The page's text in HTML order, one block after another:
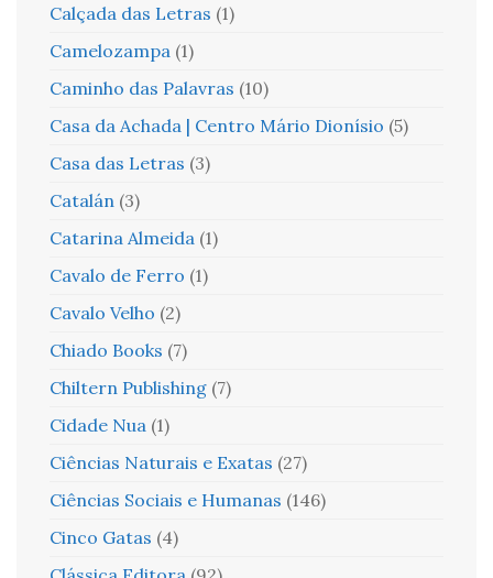
Calçada das Letras (1)
Camelozampa (1)
Caminho das Palavras (10)
Casa da Achada | Centro Mário Dionísio (5)
Casa das Letras (3)
Catalán (3)
Catarina Almeida (1)
Cavalo de Ferro (1)
Cavalo Velho (2)
Chiado Books (7)
Chiltern Publishing (7)
Cidade Nua (1)
Ciências Naturais e Exatas (27)
Ciências Sociais e Humanas (146)
Cinco Gatas (4)